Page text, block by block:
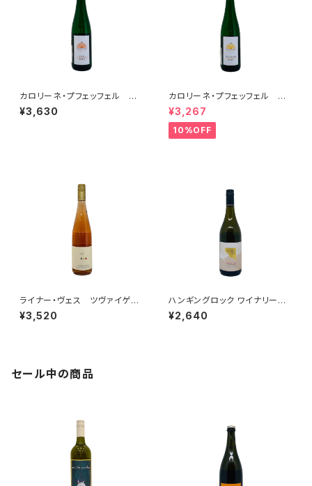
カロリーネ・プフェッフェル リ
ースリング フェーダーシュピー
ル 2020
¥3,630
カロリーネ・プフェッフェル グ
リューナー・ヴェルトリーナー フ
ェーダーシュピール 2020
¥3,267
10%OFF
ライナー・ヴェス ツヴァイゲル
ト ザンクト・ラウレント ロゼ 2
021
¥3,520
ハンギングロック ワイナリー
ファイヴ ジェネレーション シ
ャルドネ 2023
¥2,640
セール中の商品